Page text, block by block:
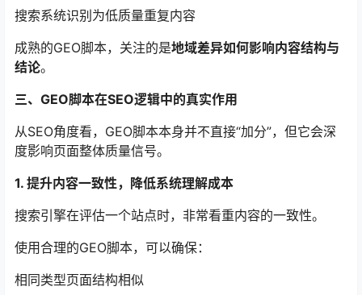
搜索系统识别为低质量重复内容
成熟的GEO脚本，关注的是地域差异如何影响内容结构与
结论。
三、GEO脚本在SEO逻辑中的真实作用
从SEO角度看，GEO脚本本身并不直接“加分”，但它会深
度影响页面整体质量信号。
1. 提升内容一致性，降低系统理解成本
搜索引擎在评估一个站点时，非常看重内容的一致性。
使用合理的GEO脚本，可以确保：
相同类型页面结构相似